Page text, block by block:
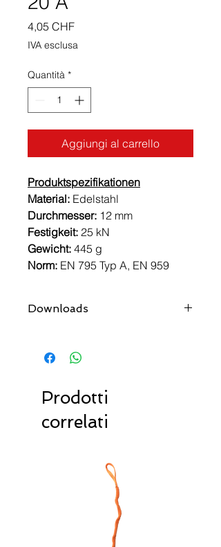
4,05 CHFPrezzo
IVA esclusa
Quantità *
Aggiungi al carrello
Produktspezifikationen
Material: Edelstahl
Durchmesser: 12 mm
Festigkeit: 25 kN
Gewicht: 445 g
Norm: EN 795 Typ A, EN 959
Downloads
Konformitätserklärung
Prodotti
correlati